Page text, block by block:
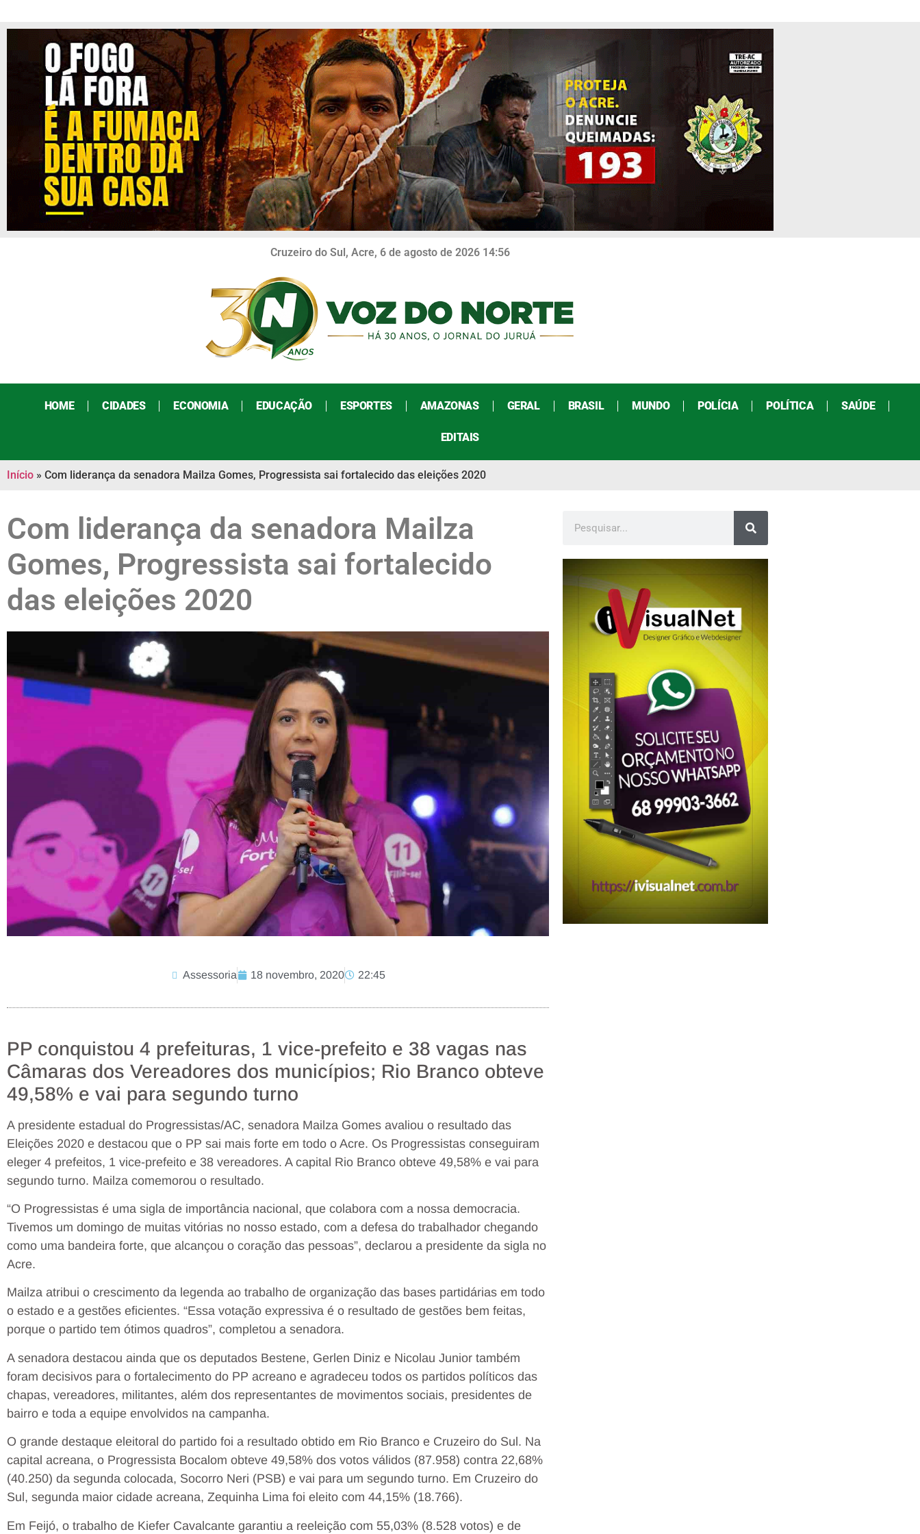
Cruzeiro do Sul, Acre, 6 de agosto de 2026 14:56
HOME CIDADES ECONOMIA EDUCAÇÃO ESPORTES AMAZONAS GERAL BRASIL MUNDO POLÍCIA POLÍTICA SAÚDE
EDITAIS
Início » Com liderança da senadora Mailza Gomes, Progressista sai fortalecido das eleições 2020
Com liderança da senadora Mailza
Gomes, Progressista sai fortalecido
das eleições 2020
Assessoria 18 novembro, 2020 22:45
PP conquistou 4 prefeituras, 1 vice-prefeito e 38 vagas nas
Câmaras dos Vereadores dos municípios; Rio Branco obteve
49,58% e vai para segundo turno
A presidente estadual do Progressistas/AC, senadora Mailza Gomes avaliou o resultado das
Eleições 2020 e destacou que o PP sai mais forte em todo o Acre. Os Progressistas conseguiram
eleger 4 prefeitos, 1 vice-prefeito e 38 vereadores. A capital Rio Branco obteve 49,58% e vai para
segundo turno. Mailza comemorou o resultado.
“O Progressistas é uma sigla de importância nacional, que colabora com a nossa democracia.
Tivemos um domingo de muitas vitórias no nosso estado, com a defesa do trabalhador chegando
como uma bandeira forte, que alcançou o coração das pessoas”, declarou a presidente da sigla no
Acre.
Mailza atribui o crescimento da legenda ao trabalho de organização das bases partidárias em todo
o estado e a gestões eficientes. “Essa votação expressiva é o resultado de gestões bem feitas,
porque o partido tem ótimos quadros”, completou a senadora.
A senadora destacou ainda que os deputados Bestene, Gerlen Diniz e Nicolau Junior também
foram decisivos para o fortalecimento do PP acreano e agradeceu todos os partidos políticos das
chapas, vereadores, militantes, além dos representantes de movimentos sociais, presidentes de
bairro e toda a equipe envolvidos na campanha.
O grande destaque eleitoral do partido foi a resultado obtido em Rio Branco e Cruzeiro do Sul. Na
capital acreana, o Progressista Bocalom obteve 49,58% dos votos válidos (87.958) contra 22,68%
(40.250) da segunda colocada, Socorro Neri (PSB) e vai para um segundo turno. Em Cruzeiro do
Sul, segunda maior cidade acreana, Zequinha Lima foi eleito com 44,15% (18.766).
Em Feijó, o trabalho de Kiefer Cavalcante garantiu a reeleição com 55,03% (8.528 votos) e de